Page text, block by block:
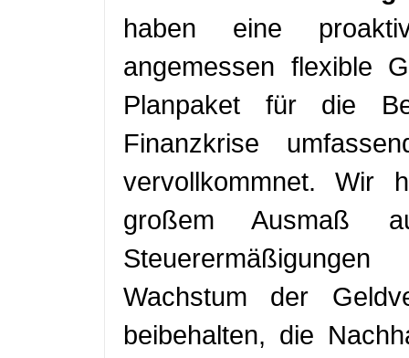
haben eine
angemessen flexible
Planpaket für die
Finanzkrise
vervollkommnet. Wir
großem Ausmaß
Wachstum der
beibehalten, die